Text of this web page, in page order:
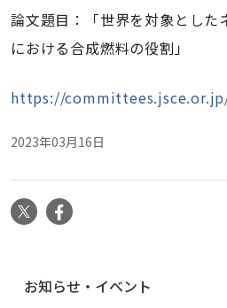
論文題目： 「世界を対象とした
における合成燃料の役割」
https://
2023年03月16日
X
お知らせ・イベント